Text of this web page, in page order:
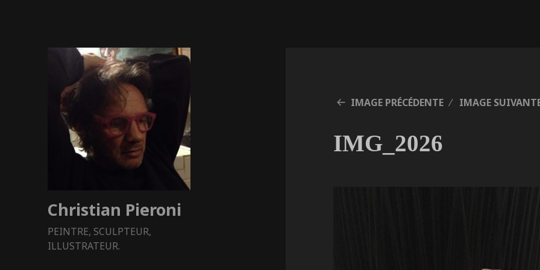
Christian Pieroni
PEINTRE, SCULPTEUR,
ILLUSTRATEUR.
IMAGE PRÉCÉDENTE IMAGE
IMG_2026